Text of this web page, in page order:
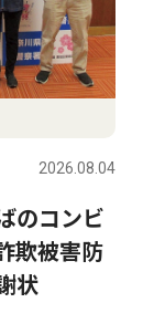
2026.08.04
のコンビ
欺被害防
状